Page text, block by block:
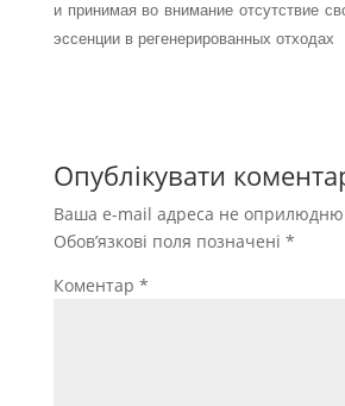
и принимая во внимание отсутствие
эссенции в регенерирован­ных отходах
Опублікувати
Ваша e-mail адреса не
Обов’язкові поля позначені *
Коментар *